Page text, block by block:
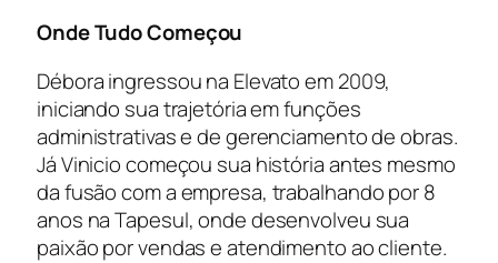
Onde Tudo Começou
Débora ingressou na Elevato em 2009,
iniciando sua trajetória em funções
administrativas e de gerenciamento de obras.
Já Vinicio começou sua história antes mesmo
da fusão com a empresa, trabalhando por 8
anos na Tapesul, onde desenvolveu sua
paixão por vendas e atendimento ao cliente.